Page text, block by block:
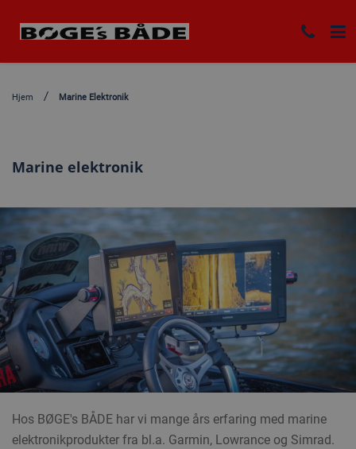
Hjem Marine Elektronik
Marine elektronik
Hos BØGE's BÅDE har vi mange års erfaring med marine
elektronikprodukter fra bl.a. Garmin, Lowrance og Simrad.